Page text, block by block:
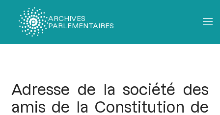
ARCHIVES
PARLEMENTAIRES
Adresse de la société des
amis de la Constitution de